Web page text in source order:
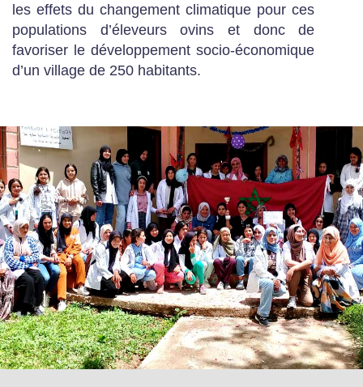
les effets du changement climatique pour ces
populations d’éleveurs ovins et donc de
favoriser le développement socio-économique
d’un village de 250 habitants.